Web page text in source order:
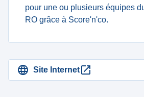
pour une ou plusieurs équipes
RO grâce à Score'n'co.
Site Internet